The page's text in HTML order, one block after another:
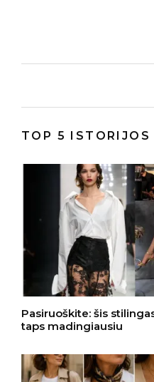
TOP 5 ISTORIJOS
Pasiruoškite: šis
taps madingiausiu